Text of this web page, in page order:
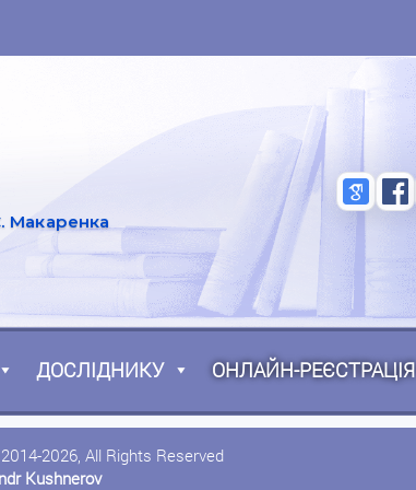
Макаренка
ДОСЛІДНИКУ ОНЛАЙН-РЕЄСТРАЦІЯ
2014-2026, All Rights Reserved
Kushnerov